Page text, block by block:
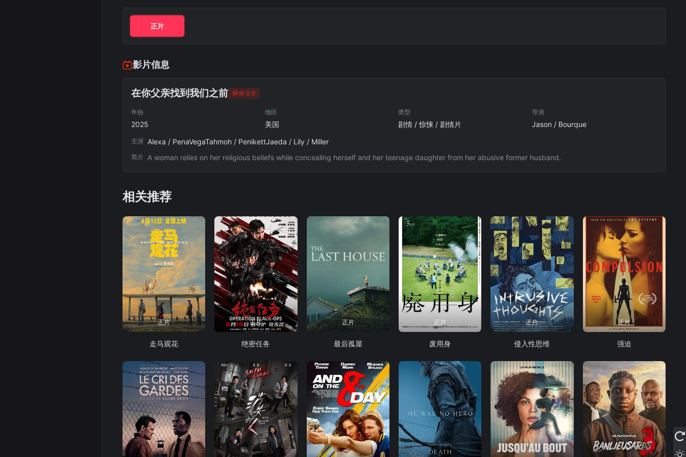
正片
影片信息
在你父亲找到我们之前 评分 0.0
年份
2025
地区
美国
类型
剧情 / 惊悚 / 剧情片
导演
Jason / Bourque
主演 Alexa / PenaVegaTahmoh / PenikettJaeda / Lily / Miller
简介 A woman relies on her religious beliefs while concealing herself and her teenage daughter from her abusive former husband.
相关推荐
正片
走马观花
正片
绝密任务
正片
最后孤屋
正片
废用身
正片
侵入性思维
正片
强迫